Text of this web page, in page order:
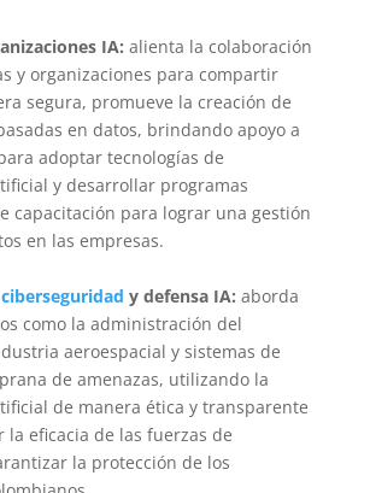
IA: alienta la colaboración
y organizaciones para compartir
segura, promueve la creación de
en datos, brindando apoyo a
adoptar tecnologías de
y desarrollar programas
capacitación para lograr una gestión
en las empresas.
ciberseguridad y defensa IA: aborda
como la administración del
aeroespacial y sistemas de
de amenazas, utilizando la
de manera ética y transparente
la eficacia de las fuerzas de
la protección de los